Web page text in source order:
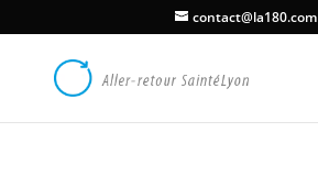
contact@la180.com